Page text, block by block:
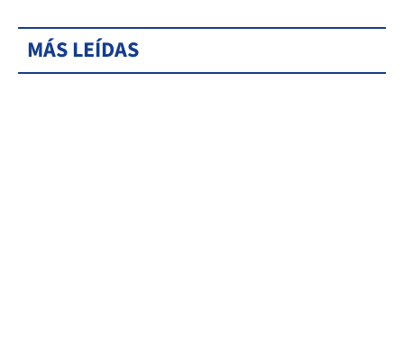
MÁS LEÍDAS